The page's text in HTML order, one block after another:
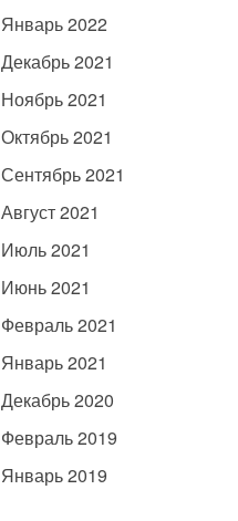
Январь 2022
Декабрь 2021
Ноябрь 2021
Октябрь 2021
Сентябрь 2021
Август 2021
Июль 2021
Июнь 2021
Февраль 2021
Январь 2021
Декабрь 2020
Февраль 2019
Январь 2019